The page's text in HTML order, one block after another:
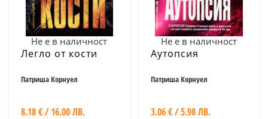
Не е в наличност
Легло от кости
Патриша Корнуел
8.18 € / 16.00 ЛВ.
Не е в наличност
Аутопсия
Патриша Корнуел
3.06 € / 5.98 ЛВ.